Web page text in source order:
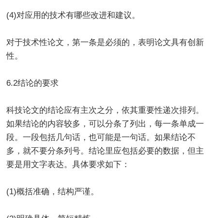
(4)对应用的技术有哪些改进和建议。
对于技术性论文，第一条是必须的，表明论文具有创新
性。
6.2结论的要求
科技论文的结论应有主次之分，依其重要性递次排列。
如果结论的内容较多，可以分条了列出，每一条单成一
段。一段包括几句话，也可能是一句话。如果结论不
多，就不要分条列号。结论里应包括必要的数据，但主
要是用文字表达。具体要求如下：
(1)概括准确，结构严谨。